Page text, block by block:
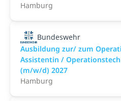
Hamburg
Bundeswehr
Ausbildung zur/ zum
Assistentin /
(m/w/d) 2027
Hamburg